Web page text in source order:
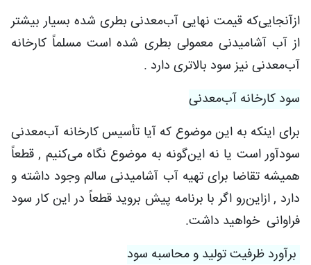
ازآنجایی‌که قیمت نهایی آب‌معدنی بطری شده بسیار بیشتر
از آب آشامیدنی معمولی بطری شده است مسلماً کارخانه
آب‌معدنی نیز سود بالاتری دارد .
سود کارخانه آب‌معدنی
برای اینکه به این موضوع که آیا تأسیس کارخانه آب‌معدنی
سودآور است یا نه این‌گونه به موضوع نگاه می‌کنیم , قطعاً
همیشه تقاضا برای تهیه آب آشامیدنی سالم وجود داشته و
دارد , ازاین‌رو اگر با برنامه پیش بروید قطعاً در این کار سود
فراوانی خواهید داشت.
برآورد ظرفیت تولید و محاسبه سود